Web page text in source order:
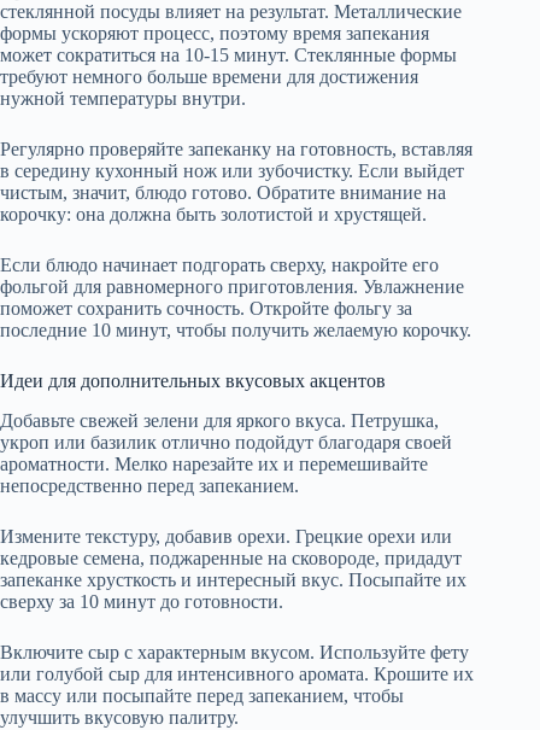
стеклянной посуды влияет на результат. Металлические
формы ускоряют процесс, поэтому время запекания
может сократиться на 10-15 минут. Стеклянные формы
требуют немного больше времени для достижения
нужной температуры внутри.
Регулярно проверяйте запеканку на готовность, вставляя
в середину кухонный нож или зубочистку. Если выйдет
чистым, значит, блюдо готово. Обратите внимание на
корочку: она должна быть золотистой и хрустящей.
Если блюдо начинает подгорать сверху, накройте его
фольгой для равномерного приготовления. Увлажнение
поможет сохранить сочность. Откройте фольгу за
последние 10 минут, чтобы получить желаемую корочку.
Идеи для дополнительных вкусовых акцентов
Добавьте свежей зелени для яркого вкуса. Петрушка,
укроп или базилик отлично подойдут благодаря своей
ароматности. Мелко нарезайте их и перемешивайте
непосредственно перед запеканием.
Измените текстуру, добавив орехи. Грецкие орехи или
кедровые семена, поджаренные на сковороде, придадут
запеканке хрусткость и интересный вкус. Посыпайте их
сверху за 10 минут до готовности.
Включите сыр с характерным вкусом. Используйте фету
или голубой сыр для интенсивного аромата. Крошите их
в массу или посыпайте перед запеканием, чтобы
улучшить вкусовую палитру.